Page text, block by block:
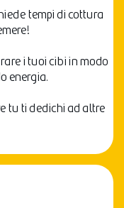
tempi di cottura
i tuoi cibi in modo
energia.
tu ti dedichi ad altre